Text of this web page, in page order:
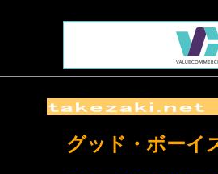
グッド・ボーイ